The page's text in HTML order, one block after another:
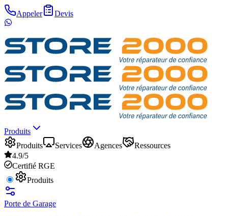
Appeler Devis
Produits
Produits
Services Agences
Ressources
4.9/5
Certifié RGE
Produits
Porte de Garage